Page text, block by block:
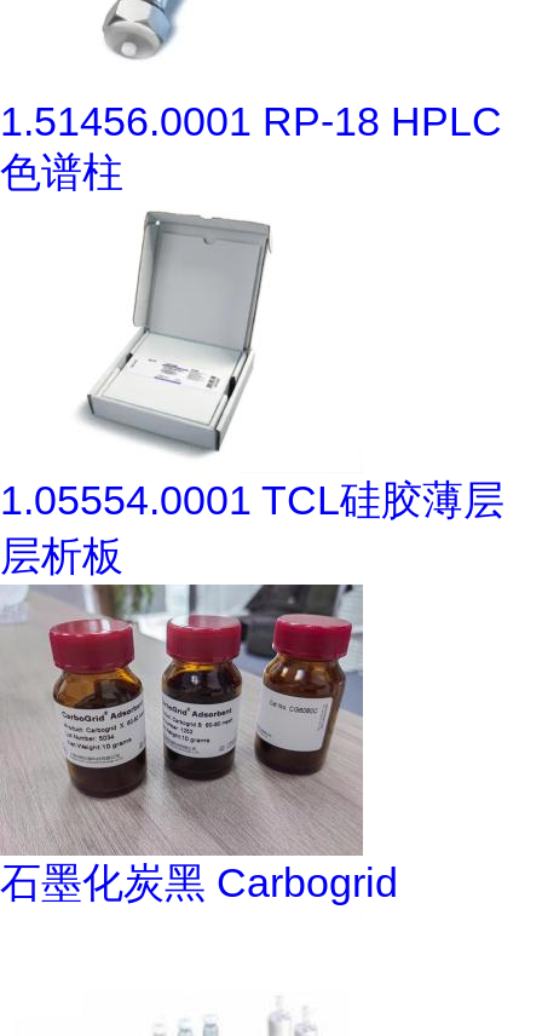
1.51456.0001 RP-18 HPLC
色谱柱
1.05554.0001 TCL硅胶薄层
层析板
石墨化炭黑 Carbogrid